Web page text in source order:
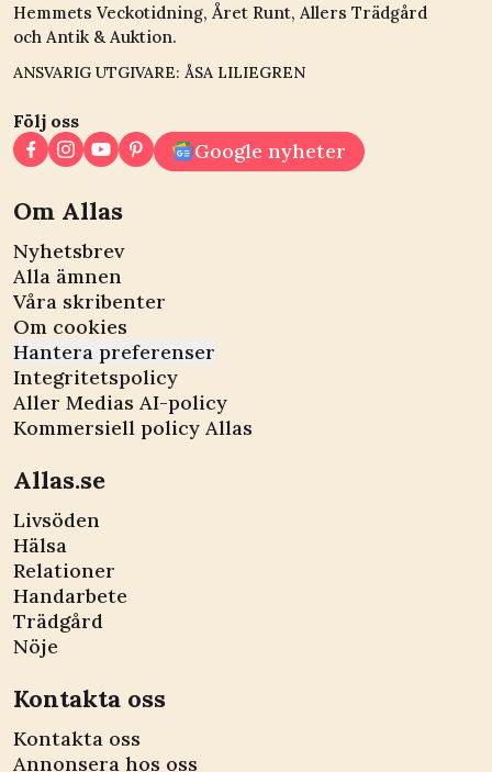
Hemmets Veckotidning, Året Runt, Allers Trädgård
och Antik & Auktion.
ANSVARIG UTGIVARE: ÅSA LILIEGREN
Följ oss
Google nyheter
Om Allas
Nyhetsbrev
Alla ämnen
Våra skribenter
Om cookies
Hantera preferenser
Integritetspolicy
Aller Medias AI-policy
Kommersiell policy Allas
Allas.se
Livsöden
Hälsa
Relationer
Handarbete
Trädgård
Nöje
Kontakta oss
Kontakta oss
Annonsera hos oss